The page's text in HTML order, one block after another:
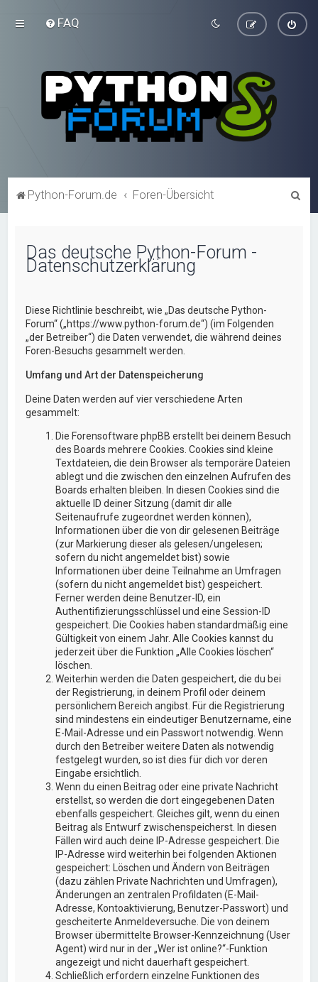
FAQ
Python-Forum.de Foren-Übersicht
Das deutsche Python-Forum -
Datenschutzerklärung
Diese Richtlinie beschreibt, wie „Das deutsche Python-
Forum“ („https://www.python-forum.de“) (im Folgenden
„der Betreiber“) die Daten verwendet, die während deines
Foren-Besuchs gesammelt werden.
Umfang und Art der Datenspeicherung
Deine Daten werden auf vier verschiedene Arten
gesammelt:
Die Forensoftware phpBB erstellt bei deinem Besuch
des Boards mehrere Cookies. Cookies sind kleine
Textdateien, die dein Browser als temporäre Dateien
ablegt und die zwischen den einzelnen Aufrufen des
Boards erhalten bleiben. In diesen Cookies sind die
aktuelle ID deiner Sitzung (damit dir alle
Seitenaufrufe zugeordnet werden können),
Informationen über die von dir gelesenen Beiträge
(zur Markierung dieser als gelesen/ungelesen;
sofern du nicht angemeldet bist) sowie
Informationen über deine Teilnahme an Umfragen
(sofern du nicht angemeldet bist) gespeichert.
Ferner werden deine Benutzer-ID, ein
Authentifizierungsschlüssel und eine Session-ID
gespeichert. Die Cookies haben standardmäßig eine
Gültigkeit von einem Jahr. Alle Cookies kannst du
jederzeit über die Funktion „Alle Cookies löschen“
löschen.
Weiterhin werden die Daten gespeichert, die du bei
der Registrierung, in deinem Profil oder deinem
persönlichem Bereich angibst. Für die Registrierung
sind mindestens ein eindeutiger Benutzername, eine
E-Mail-Adresse und ein Passwort notwendig. Wenn
durch den Betreiber weitere Daten als notwendig
festgelegt wurden, so ist dies für dich vor deren
Eingabe ersichtlich.
Wenn du einen Beitrag oder eine private Nachricht
erstellst, so werden die dort eingegebenen Daten
ebenfalls gespeichert. Gleiches gilt, wenn du einen
Beitrag als Entwurf zwischenspeicherst. In diesen
Fällen wird auch deine IP-Adresse gespeichert. Die
IP-Adresse wird weiterhin bei folgenden Aktionen
gespeichert: Löschen und Ändern von Beiträgen
(dazu zählen Private Nachrichten und Umfragen),
Änderungen an zentralen Profildaten (E-Mail-
Adresse, Kontoaktivierung, Benutzer-Passwort) und
gescheiterte Anmeldeversuche. Die von deinem
Browser übermittelte Browser-Kennzeichnung (User
Agent) wird nur in der „Wer ist online?“-Funktion
angezeigt und nicht dauerhaft gespeichert.
Schließlich erfordern einzelne Funktionen des